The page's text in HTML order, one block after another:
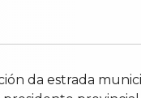
da estrada